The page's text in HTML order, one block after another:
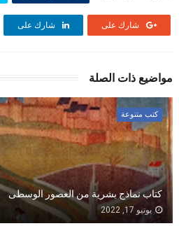
شارك على شارك على
مواضيع ذات الصلة
كتب متنوعة
كتاب نماذج بشرية من العصور الوسطى
يونيو 17, 2022